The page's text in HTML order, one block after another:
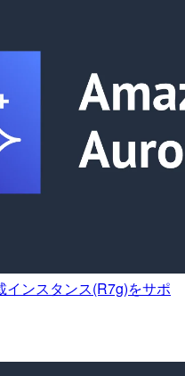
インスタンス(R7g)をサポ